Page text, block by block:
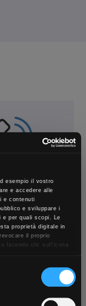
esempio il vostro
e accedere alle
e contenuti
e sviluppare i
per quali scopi. Le
proprietà digitale in
il proprio
facendo clic sull'icona
un'approssimazione di
alla ricerca di
×
passo dopo passo